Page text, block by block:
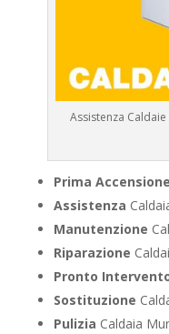
Assistenza
Prima Accensione
Assistenza
Manutenzione
Riparazione
Pronto
Sostituzione
Pulizia Caldaia